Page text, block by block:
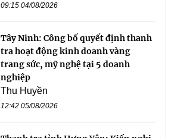
09:15 04/08/2026
Tây Ninh: Công bố quyết định thanh
tra hoạt động kinh doanh vàng
trang sức, mỹ nghệ tại 5 doanh
nghiệp
Thu Huyền
12:42 05/08/2026